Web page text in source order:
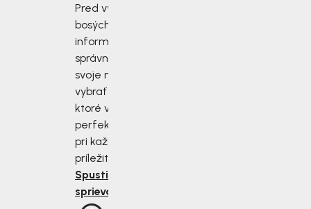
Pred výberom
bosých topánok sa
informujte, ako
správne zmerať
svoje nohy a
vybrať si topánky,
ktoré vám budú
perfektne sedieť
pri každej
príležitosti.
Spustiť
sprievodcu